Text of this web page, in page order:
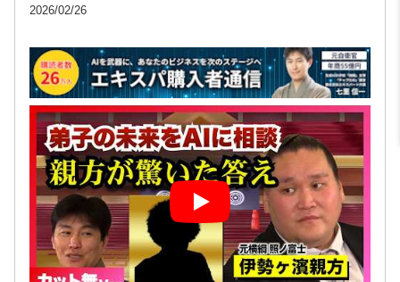
2026/02/26